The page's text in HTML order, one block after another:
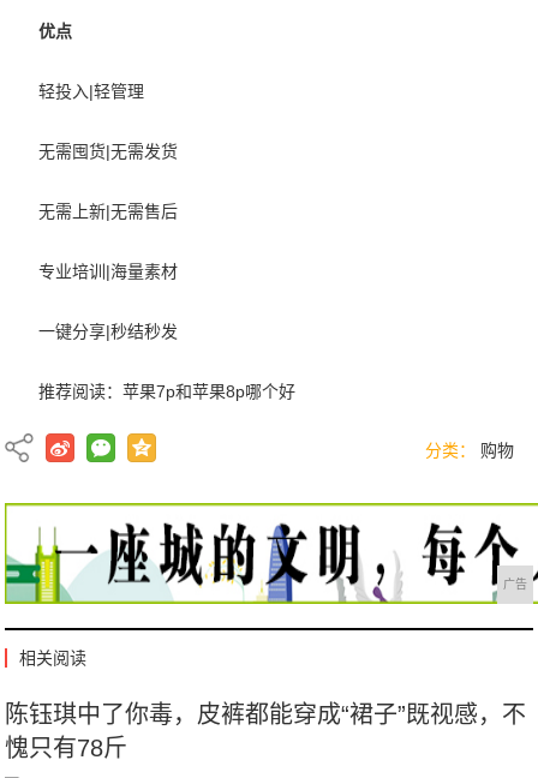
优点
轻投入|轻管理
无需囤货|无需发货
无需上新|无需售后
专业培训|海量素材
一键分享|秒结秒发
推荐阅读：苹果7p和苹果8p哪个好
分类： 购物
广告
相关阅读
陈钰琪中了你毒，皮裤都能穿成“裙子”既视感，不
愧只有78斤